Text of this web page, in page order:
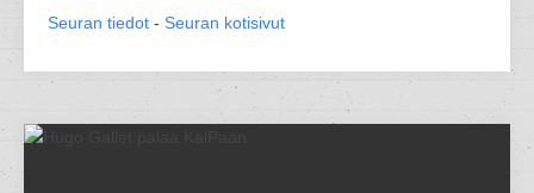
Seuran tiedot - Seuran kotisivut